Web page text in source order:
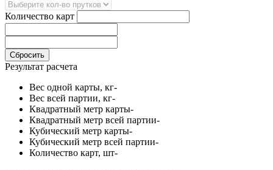
Количество карт
Сбросить
Результат расчета
Вес одной карты, кг-
Вес всей партии, кг-
Квадратный метр карты-
Квадратный метр всей партии-
Кубический метр карты-
Кубический метр всей партии-
Количество карт, шт-